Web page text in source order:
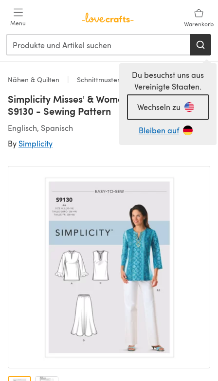
Menu Warenkorb
Du besuchst uns aus
Vereinigte Staaten.
Wechseln zu
Bleiben auf
Nähen & Quilten Schnittmuster & Quiltmuster
Simplicity Misses' & Women's Tops & Bottoms
S9130 - Sewing Pattern
Englisch, Spanisch
By Simplicity